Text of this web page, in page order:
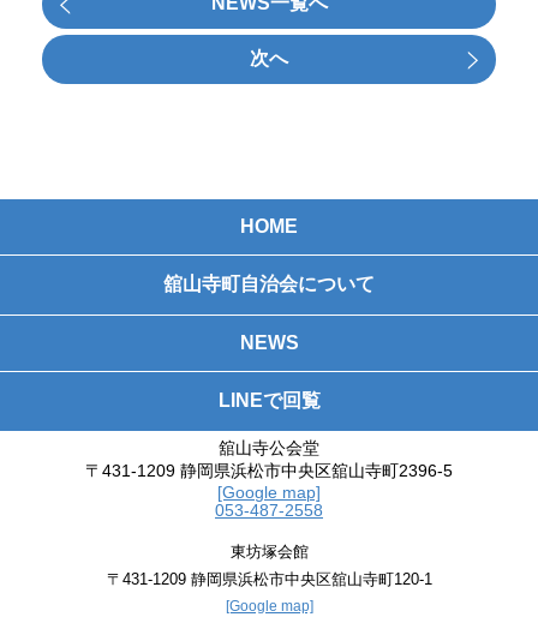
次へ
HOME
舘山寺町自治会について
NEWS
LINEで回覧
舘山寺公会堂
〒431-1209 静岡県浜松市中央区舘山寺町2396-5
[Google map]
053-487-2558
東坊塚会館
〒431-1209 静岡県浜松市中央区舘山寺町120-1
[Google map]